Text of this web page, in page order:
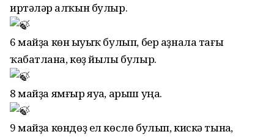
иртәләр һалҡын булыр.
6 майҙа көн һыуыҡ булып, бер аҙнала тағы
ҡабатланһа, көҙ йылы булыр.
8 майҙа ямғыр яуһа, арыш уңа.
9 майҙа көндөҙ ел көслө булып, кискә тынһа,